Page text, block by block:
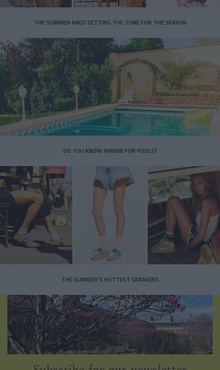
THE SUMMER BAGS SETTING THE TONE FOR THE SEASON
DO YOU KNOW AIRBNB FOR POOLS?
THE SUMMER’S HOTTEST SNEAKERS